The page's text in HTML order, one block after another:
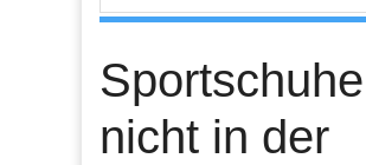
Sportschuhe
nicht in der